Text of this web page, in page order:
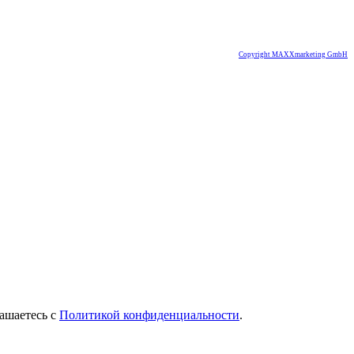
Copyright MAXXmarketing GmbH
с Политикой конфиденциальности.